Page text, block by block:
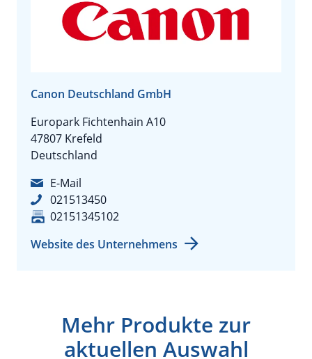
Canon Deutschland GmbH
Europark Fichtenhain A10
47807 Krefeld
Deutschland
E-Mail
021513450
02151345102
Website des Unternehmens
Mehr Produkte zur
aktuellen Auswahl